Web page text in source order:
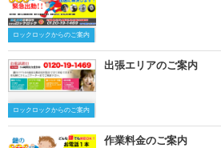
ロックロックからのご案内
ロックロックからのご案内
出張エリアのご案内
作業料金のご案内